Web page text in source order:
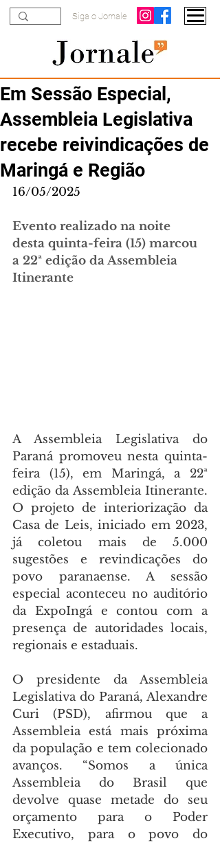
Siga o Jornale
Em Sessão Especial,
Assembleia Legislativa
recebe reivindicações de
Maringá e Região
16/05/2025
Evento realizado na noite
desta quinta-feira (15) marcou
a 22ª edição da Assembleia
Itinerante
A Assembleia Legislativa do
Paraná promoveu nesta quinta-
feira (15), em Maringá, a 22ª
edição da Assembleia Itinerante.
O projeto de interiorização da
Casa de Leis, iniciado em 2023,
já coletou mais de 5.000
sugestões e revindicações do
povo paranaense. A sessão
especial aconteceu no auditório
da ExpoIngá e contou com a
presença de autoridades locais,
regionais e estaduais.
O presidente da Assembleia
Legislativa do Paraná, Alexandre
Curi (PSD), afirmou que a
Assembleia está mais próxima
da população e tem colecionado
avanços. “Somos a única
Assembleia do Brasil que
devolve quase metade do seu
orçamento para o Poder
Executivo, para o povo do